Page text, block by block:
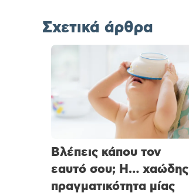
Σχετικά άρθρα
Βλέπεις κάπου τον
εαυτό σου; Η… χαώδης
πραγματικότητα μίας